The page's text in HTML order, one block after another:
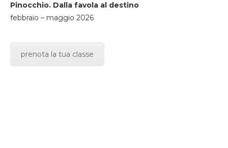
Pinocchio. Dalla favola al destino
febbraio – maggio 2026
prenota la tua classe